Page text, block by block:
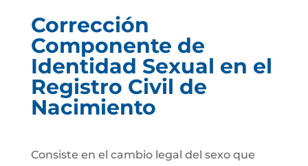
Corrección
Componente de
Identidad Sexual en el
Registro Civil de
Nacimiento
Consiste en el cambio legal del sexo que